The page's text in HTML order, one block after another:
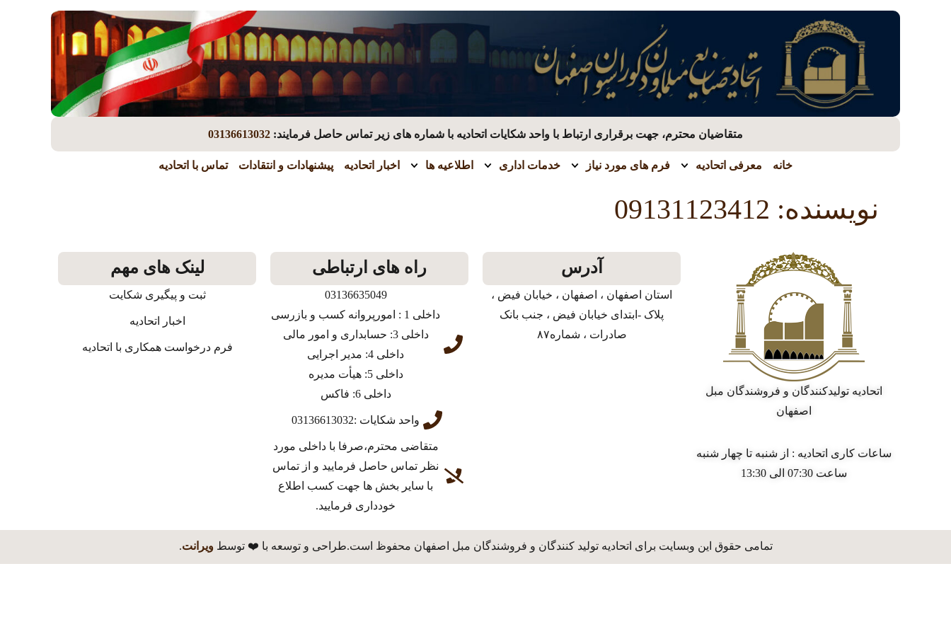
متقاضیان محترم، جهت برقراری ارتباط با واحد شکایات اتحادیه با شماره های زیر تماس حاصل فرمایند: 03136613032
خانه معرفی اتحادیه فرم های مورد نیاز خدمات اداری اطلاعیه ها اخبار اتحادیه پیشنهادات و انتقادات تماس با اتحادیه
نویسنده: 09131123412
اتحادیه تولیدکنندگان و فروشندگان مبل
اصفهان
ساعات کاری اتحادیه : از شنبه تا چهار شنبه
ساعت 07:30 الی 13:30
آدرس
استان اصفهان ، اصفهان ، خیابان فیض ،
پلاک -ابتدای خیابان فیض ، جنب بانک
صادرات ، شماره۸۷
راه های ارتباطی
03136635049
داخلی 1 : امورپروانه کسب و بازرسی
داخلی 3: حسابداری و امور مالی
داخلی 4: مدیر اجرایی
داخلی 5: هیأت مدیره
داخلی 6: فاکس
واحد شکایات :03136613032
متقاضی محترم،صرفا با داخلی مورد
نظر تماس حاصل فرمایید و از تماس
با سایر بخش ها جهت کسب اطلاع
خودداری فرمایید.
لینک های مهم
ثبت و پیگیری شکایت
اخبار اتحادیه
فرم درخواست همکاری با اتحادیه
تمامی حقوق این وبسایت برای اتحادیه تولید کنندگان و فروشندگان مبل اصفهان محفوظ است.طراحی و توسعه با ❤️ توسطویرانت.